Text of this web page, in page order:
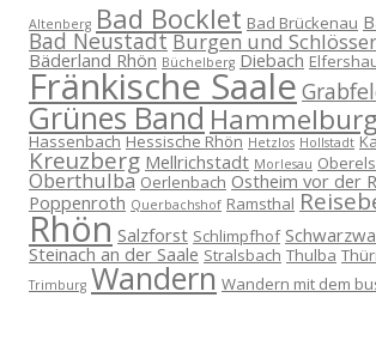
Altenberg Bad Bocklet Bad Brückenau
Bad NeustadtBurgen und Schlösser
Bäderland Rhön Büchelberg Diebach
Fränkische Saale
Grünes BandHammelburg
Hassenbach Hessische Rhön Hetzlos Hollstadt
Kreuzberg Mellrichstadt Morlesau
Oberthulba Oerlenbach Ostheim vor der
Poppenroth Querbachshof Ramsthal
Rhön Salzforst Schlimpfhof
Steinach an der Saale Stralsbach Thulba
Trimburg Wandern Wandern mit dem